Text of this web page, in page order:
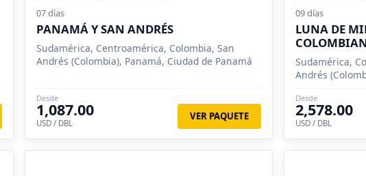
07 días
PANAMÁ Y SAN ANDRÉS
Sudamérica, Centroamérica, Colombia, San
Andrés (Colombia), Panamá, Ciudad de Panamá
Desde
1,087.00
USD / DBL
VER PAQUETE
09 días
LUNA DE
Sudamérica,
Andrés
Desde
2,578.00
USD / DBL